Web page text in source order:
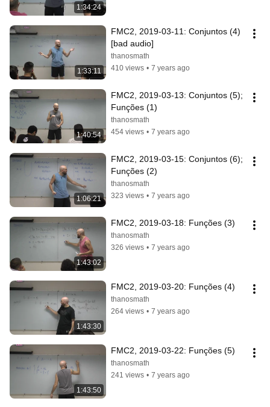
1:34:24
1:33:11
FMC2, 2019-03-11: Conjuntos (4)
[bad audio]
thanosmath
410 views • 7 years ago
1:40:54
FMC2, 2019-03-13: Conjuntos (5);
Funções (1)
thanosmath
454 views • 7 years ago
1:06:21
FMC2, 2019-03-15: Conjuntos (6);
Funções (2)
thanosmath
323 views • 7 years ago
1:43:02
FMC2, 2019-03-18: Funções (3)
thanosmath
326 views • 7 years ago
1:43:30
FMC2, 2019-03-20: Funções (4)
thanosmath
264 views • 7 years ago
1:43:50
FMC2, 2019-03-22: Funções (5)
thanosmath
241 views • 7 years ago